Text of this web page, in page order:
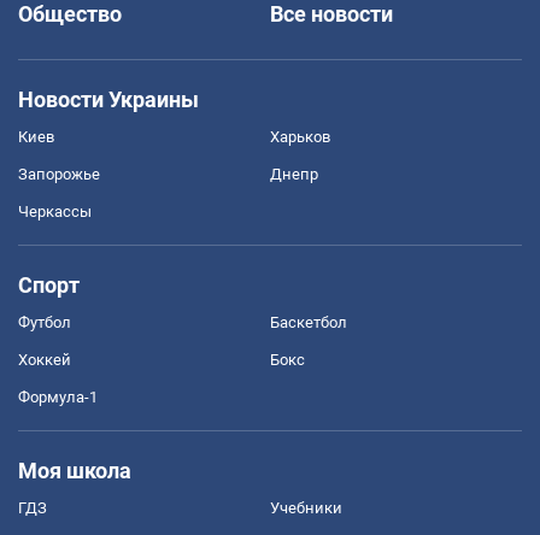
Общество
Все новости
Новости Украины
Киев Харьков
Запорожье Днепр
Черкассы
Спорт
Футбол Баскетбол
Хоккей Бокс
Формула-1
Моя школа
ГДЗ Учебники